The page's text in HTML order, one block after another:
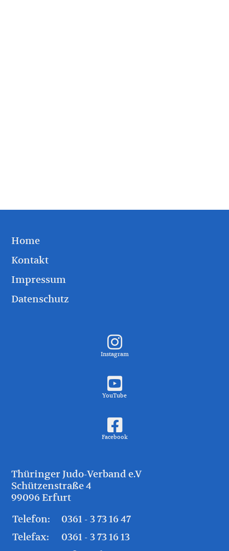
Home
Kontakt
Impressum
Datenschutz
Instagram
YouTube
Facebook
Thüringer Judo-Verband e.V
Schützenstraße 4
99096 Erfurt
Telefon:
0361 - 3 73 16 47
Telefax:
0361 - 3 73 16 13